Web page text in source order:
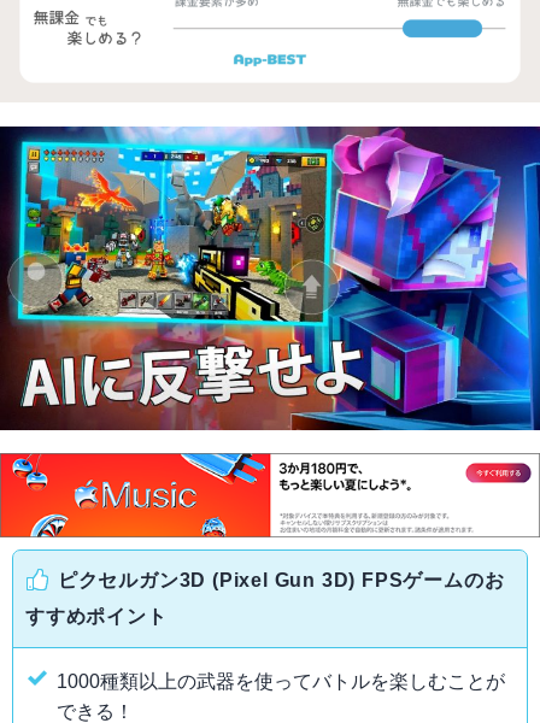
ピクセルガン3D (Pixel Gun 3D) FPSゲームのお
すすめポイント
1000種類以上の武器を使ってバトルを楽しむことが
できる！